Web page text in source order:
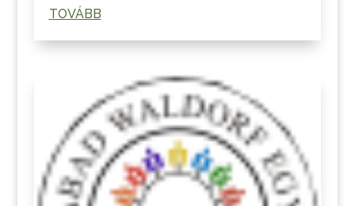
TOVÁBB